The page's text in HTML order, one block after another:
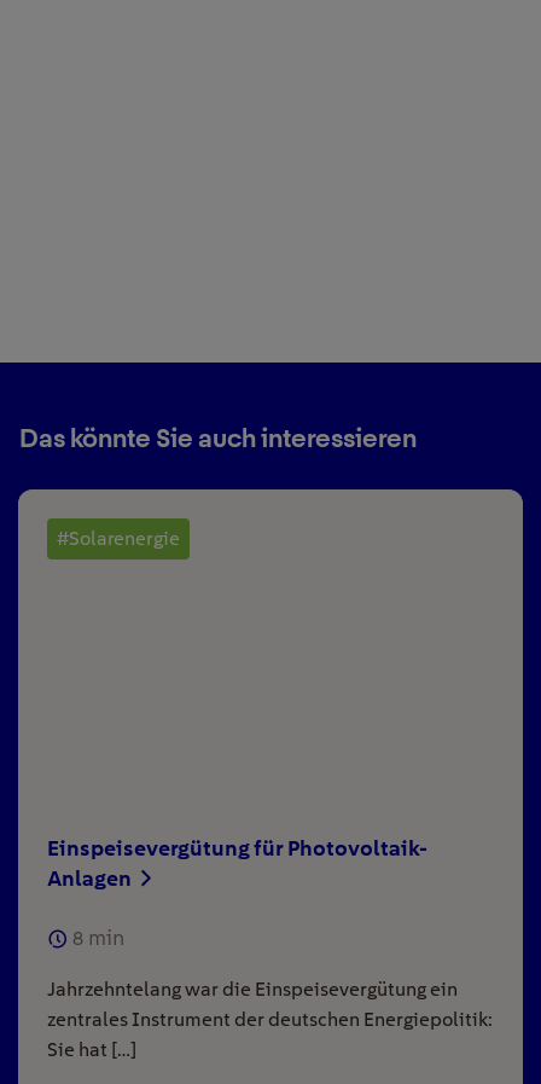
Das könnte Sie auch interessieren
#Solarenergie
Einspeisevergütung für Photovoltaik-
Anlagen
8 min
Jahrzehntelang war die Einspeisevergütung ein
zentrales Instrument der deutschen Energiepolitik:
Sie hat […]